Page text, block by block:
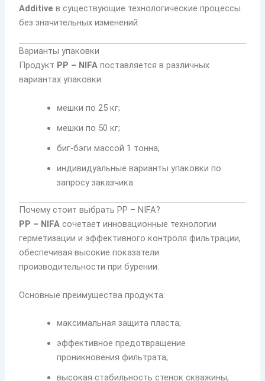
Additive в существующие технологические процессы
без значительных изменений.
Варианты упаковки
Продукт PP – NIFA поставляется в различных
вариантах упаковки:
мешки по 25 кг;
мешки по 50 кг;
биг-бэги массой 1 тонна;
индивидуальные варианты упаковки по
запросу заказчика.
Почему стоит выбрать PP – NIFA?
PP – NIFA сочетает инновационные технологии
герметизации и эффективного контроля фильтрации,
обеспечивая высокие показатели
производительности при бурении.
Основные преимущества продукта:
максимальная защита пласта;
эффективное предотвращение
проникновения фильтрата;
высокая стабильность стенок скважины;